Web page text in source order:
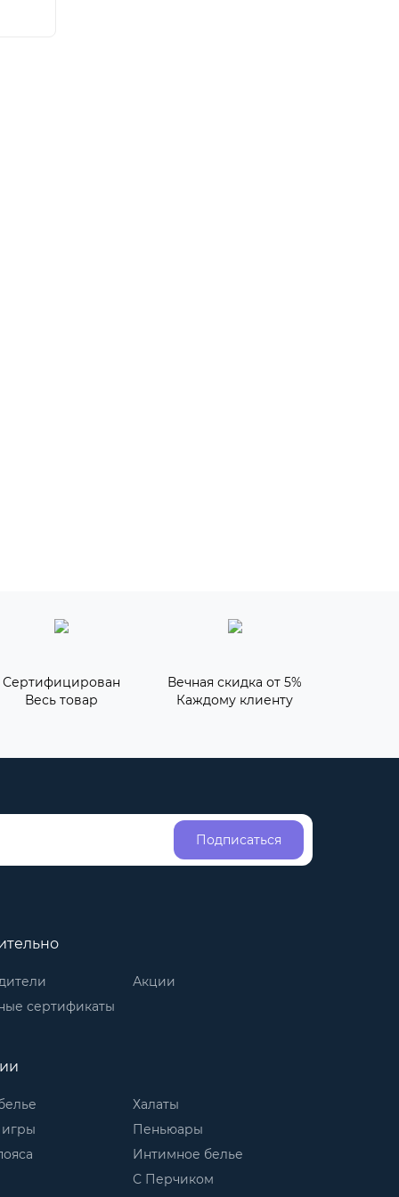
Сертифицирован
Весь товар
Вечная скидка от 5%
Каждому клиенту
Подписаться
сертификаты
Акции
Халаты
Пеньюары
Интимное белье
С Перчиком